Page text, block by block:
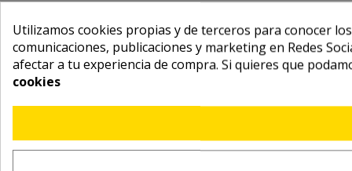
Utilizamos cookies propias y de terceros para conocer
comunicaciones, publicaciones y marketing en Redes
afectar a tu experiencia de compra. Si quieres que
cookies